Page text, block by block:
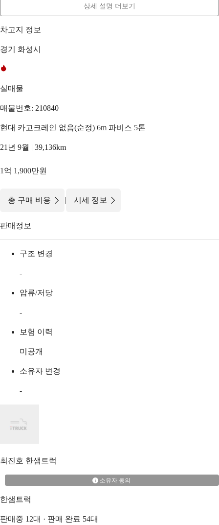
상세 설명 더보기
차고지 정보
경기 화성시
실매물
매물번호: 210840
현대 카고크레인 없음(순정) 6m 파비스 5톤
21년 9월 | 39,136km
1억 1,900만원
총 구매 비용 | 시세 정보
판매정보
구조 변경
-
압류/저당
-
보험 이력
미공개
소유자 변경
-
최진호 한샘트럭
소유자 동의
한샘트럭
판매중 12대 · 판매 완료 54대